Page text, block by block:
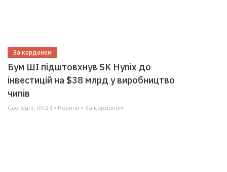
За кордоном
Бум ШІ підштовхнув SK Hynix до
інвестицій на $38 млрд у виробництво
чипів
Сьогодні, 09:24 • Новини • За кордоном